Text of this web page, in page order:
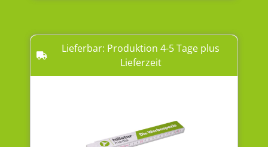
Lieferbar: Produktion 4-5 Tage plus
Lieferzeit